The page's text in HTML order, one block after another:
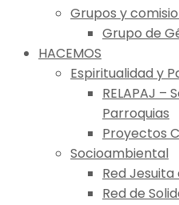
Grupos y
Grupo de
HACEMOS
Espiritualidad y
RELAPAJ –
Parroquias
Proyectos
Socioambiental
Red
Red de